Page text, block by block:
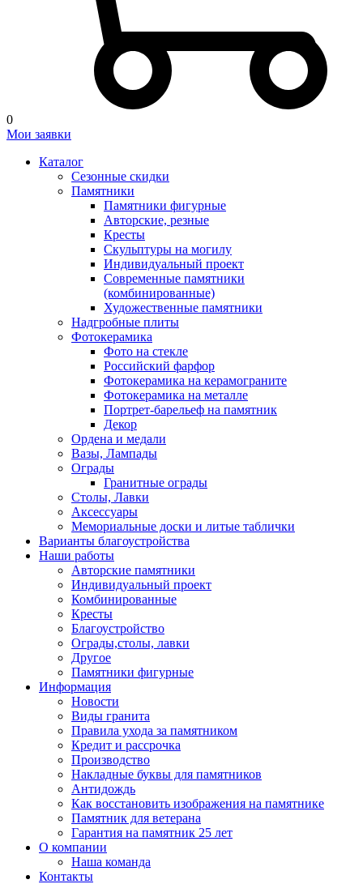
0
Мои заявки
Каталог
Сезонные скидки
Памятники
Памятники фигурные
Авторские, резные
Кресты
Скульптуры на могилу
Индивидуальный проект
Современные памятники
(комбинированные)
Художественные памятники
Надгробные плиты
Фотокерамика
Фото на стекле
Российский фарфор
Фотокерамика на керамограните
Фотокерамика на металле
Портрет-барельеф на памятник
Декор
Ордена и медали
Вазы, Лампады
Ограды
Гранитные ограды
Столы, Лавки
Аксессуары
Мемориальные доски и литые таблички
Варианты благоустройства
Наши работы
Авторские памятники
Индивидуальный проект
Комбинированные
Кресты
Благоустройство
Ограды,столы, лавки
Другое
Памятники фигурные
Информация
Новости
Виды гранита
Правила ухода за памятником
Кредит и рассрочка
Производство
Накладные буквы для памятников
Антидождь
Как восстановить изображения на памятнике
Памятник для ветерана
Гарантия на памятник 25 лет
О компании
Наша команда
Контакты